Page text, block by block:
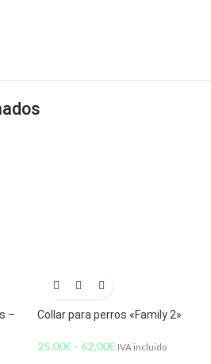
–
Collar para perros «Family 2»
25,00€ - 62,00€ IVA incluido